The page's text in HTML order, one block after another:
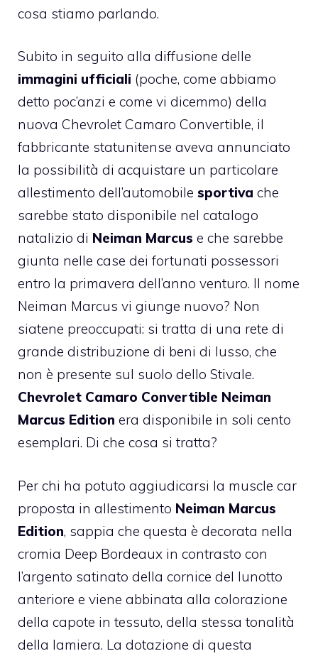
cosa stiamo parlando.
Subito in seguito alla diffusione delle
immagini ufficiali (poche, come abbiamo
detto poc’anzi e come vi dicemmo) della
nuova Chevrolet Camaro Convertible, il
fabbricante statunitense aveva annunciato
la possibilità di acquistare un particolare
allestimento dell’automobile sportiva che
sarebbe stato disponibile nel catalogo
natalizio di Neiman Marcus e che sarebbe
giunta nelle case dei fortunati possessori
entro la primavera dell’anno venturo. Il nome
Neiman Marcus vi giunge nuovo? Non
siatene preoccupati: si tratta di una rete di
grande distribuzione di beni di lusso, che
non è presente sul suolo dello Stivale.
Chevrolet Camaro Convertible Neiman
Marcus Edition era disponibile in soli cento
esemplari. Di che cosa si tratta?
Per chi ha potuto aggiudicarsi la muscle car
proposta in allestimento Neiman Marcus
Edition, sappia che questa è decorata nella
cromia Deep Bordeaux in contrasto con
l’argento satinato della cornice del lunotto
anteriore e viene abbinata alla colorazione
della capote in tessuto, della stessa tonalità
della lamiera. La dotazione di questa